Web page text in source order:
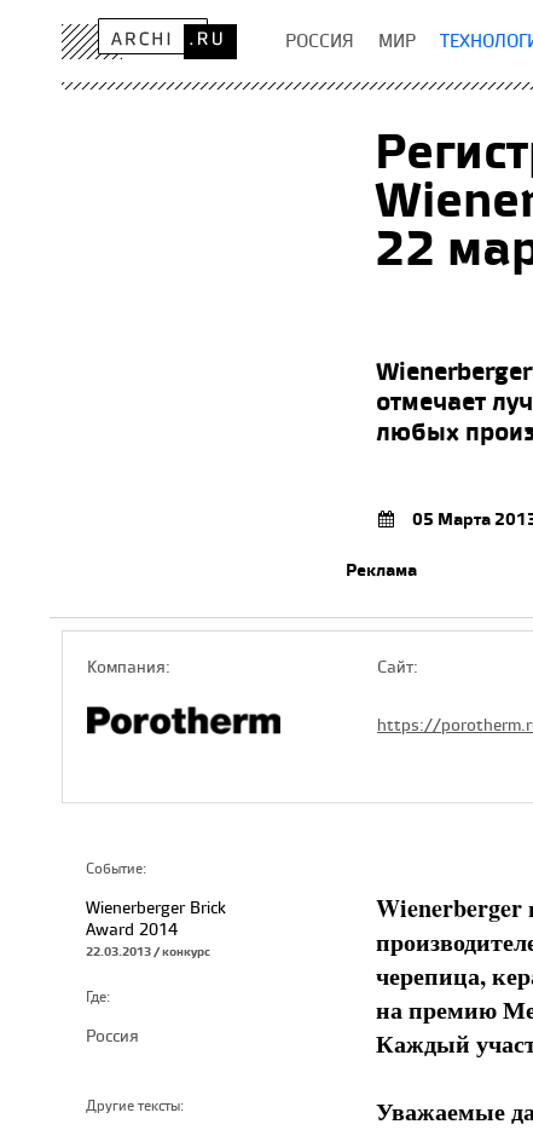
РОССИЯ МИР
22
отмечает
любых
05 Марта
Реклама
Компaния: Сайт:
https://
Событие:
Wienerberger Brick
Award 2014
22.03.2013 / конкурс
Где:
Россия
Другие тексты:
черепица,
на премию
Каждый
Уважаемые